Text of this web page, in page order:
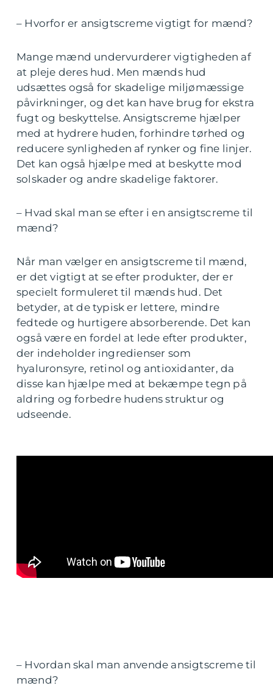
– Hvorfor er ansigtscreme vigtigt for mænd?
Mange mænd undervurderer vigtigheden af
at pleje deres hud. Men mænds hud
udsættes også for skadelige miljømæssige
påvirkninger, og det kan have brug for ekstra
fugt og beskyttelse. Ansigtscreme hjælper
med at hydrere huden, forhindre tørhed og
reducere synligheden af rynker og fine linjer.
Det kan også hjælpe med at beskytte mod
solskader og andre skadelige faktorer.
– Hvad skal man se efter i en ansigtscreme til
mænd?
Når man vælger en ansigtscreme til mænd,
er det vigtigt at se efter produkter, der er
specielt formuleret til mænds hud. Det
betyder, at de typisk er lettere, mindre
fedtede og hurtigere absorberende. Det kan
også være en fordel at lede efter produkter,
der indeholder ingredienser som
hyaluronsyre, retinol og antioxidanter, da
disse kan hjælpe med at bekæmpe tegn på
aldring og forbedre hudens struktur og
udseende.
– Hvordan skal man anvende ansigtscreme til
mænd?